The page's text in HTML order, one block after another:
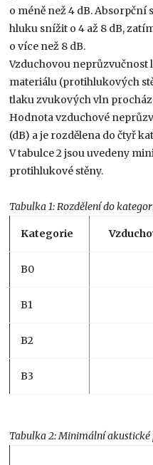
o méně než 4 dB. Absorpční
hluku snížit o 4 až 8 dB,
o více než 8 dB.
Vzduchovou neprůzvučnost
materiálu (protihlukových
tlaku zvukových vln
Hodnota vzduchové
(dB) a je rozdělena do čtyř
V tabulce 2 jsou uvedeny
protihlukové stěny.
Tabulka 1: Rozdělení do
Kategorie
B0
B1
B2
B3
Tabulka 2: Minimální